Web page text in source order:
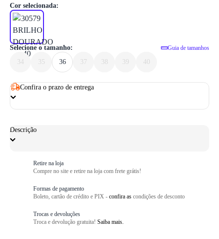
1/ 6
Selecione o tamanho: Guia de tamanhos
34 35 36 37 38 39 40
Cor selecionada:
Confira o prazo de entrega
Descrição
Retire na loja
Compre no site e retire na loja com frete grátis!
Formas de pagamento
Boleto, cartão de crédito e PIX - confira as condições de desconto
Trocas e devoluções
Troca e devolução gratuita! Saiba mais.